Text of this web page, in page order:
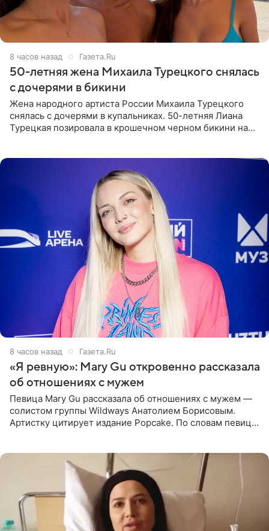
8 часов назад Газета.Ru
50-летняя жена Михаила Турецкого снялась
с дочерями в бикини
Жена народного артиста России Михаила Турецкого
снялась с дочерями в купальниках. 50-летняя Лиана
Турецкая позировала в крошечном черном бикини на
8 часов назад Газета.Ru
«Я ревную»: Mary Gu откровенно рассказала
об отношениях с мужем
Певица Mary Gu рассказала об отношениях с мужем —
солистом группы Wildways Анатолием Борисовым.
Артистку цитирует издание Popcake. По словам певицы,